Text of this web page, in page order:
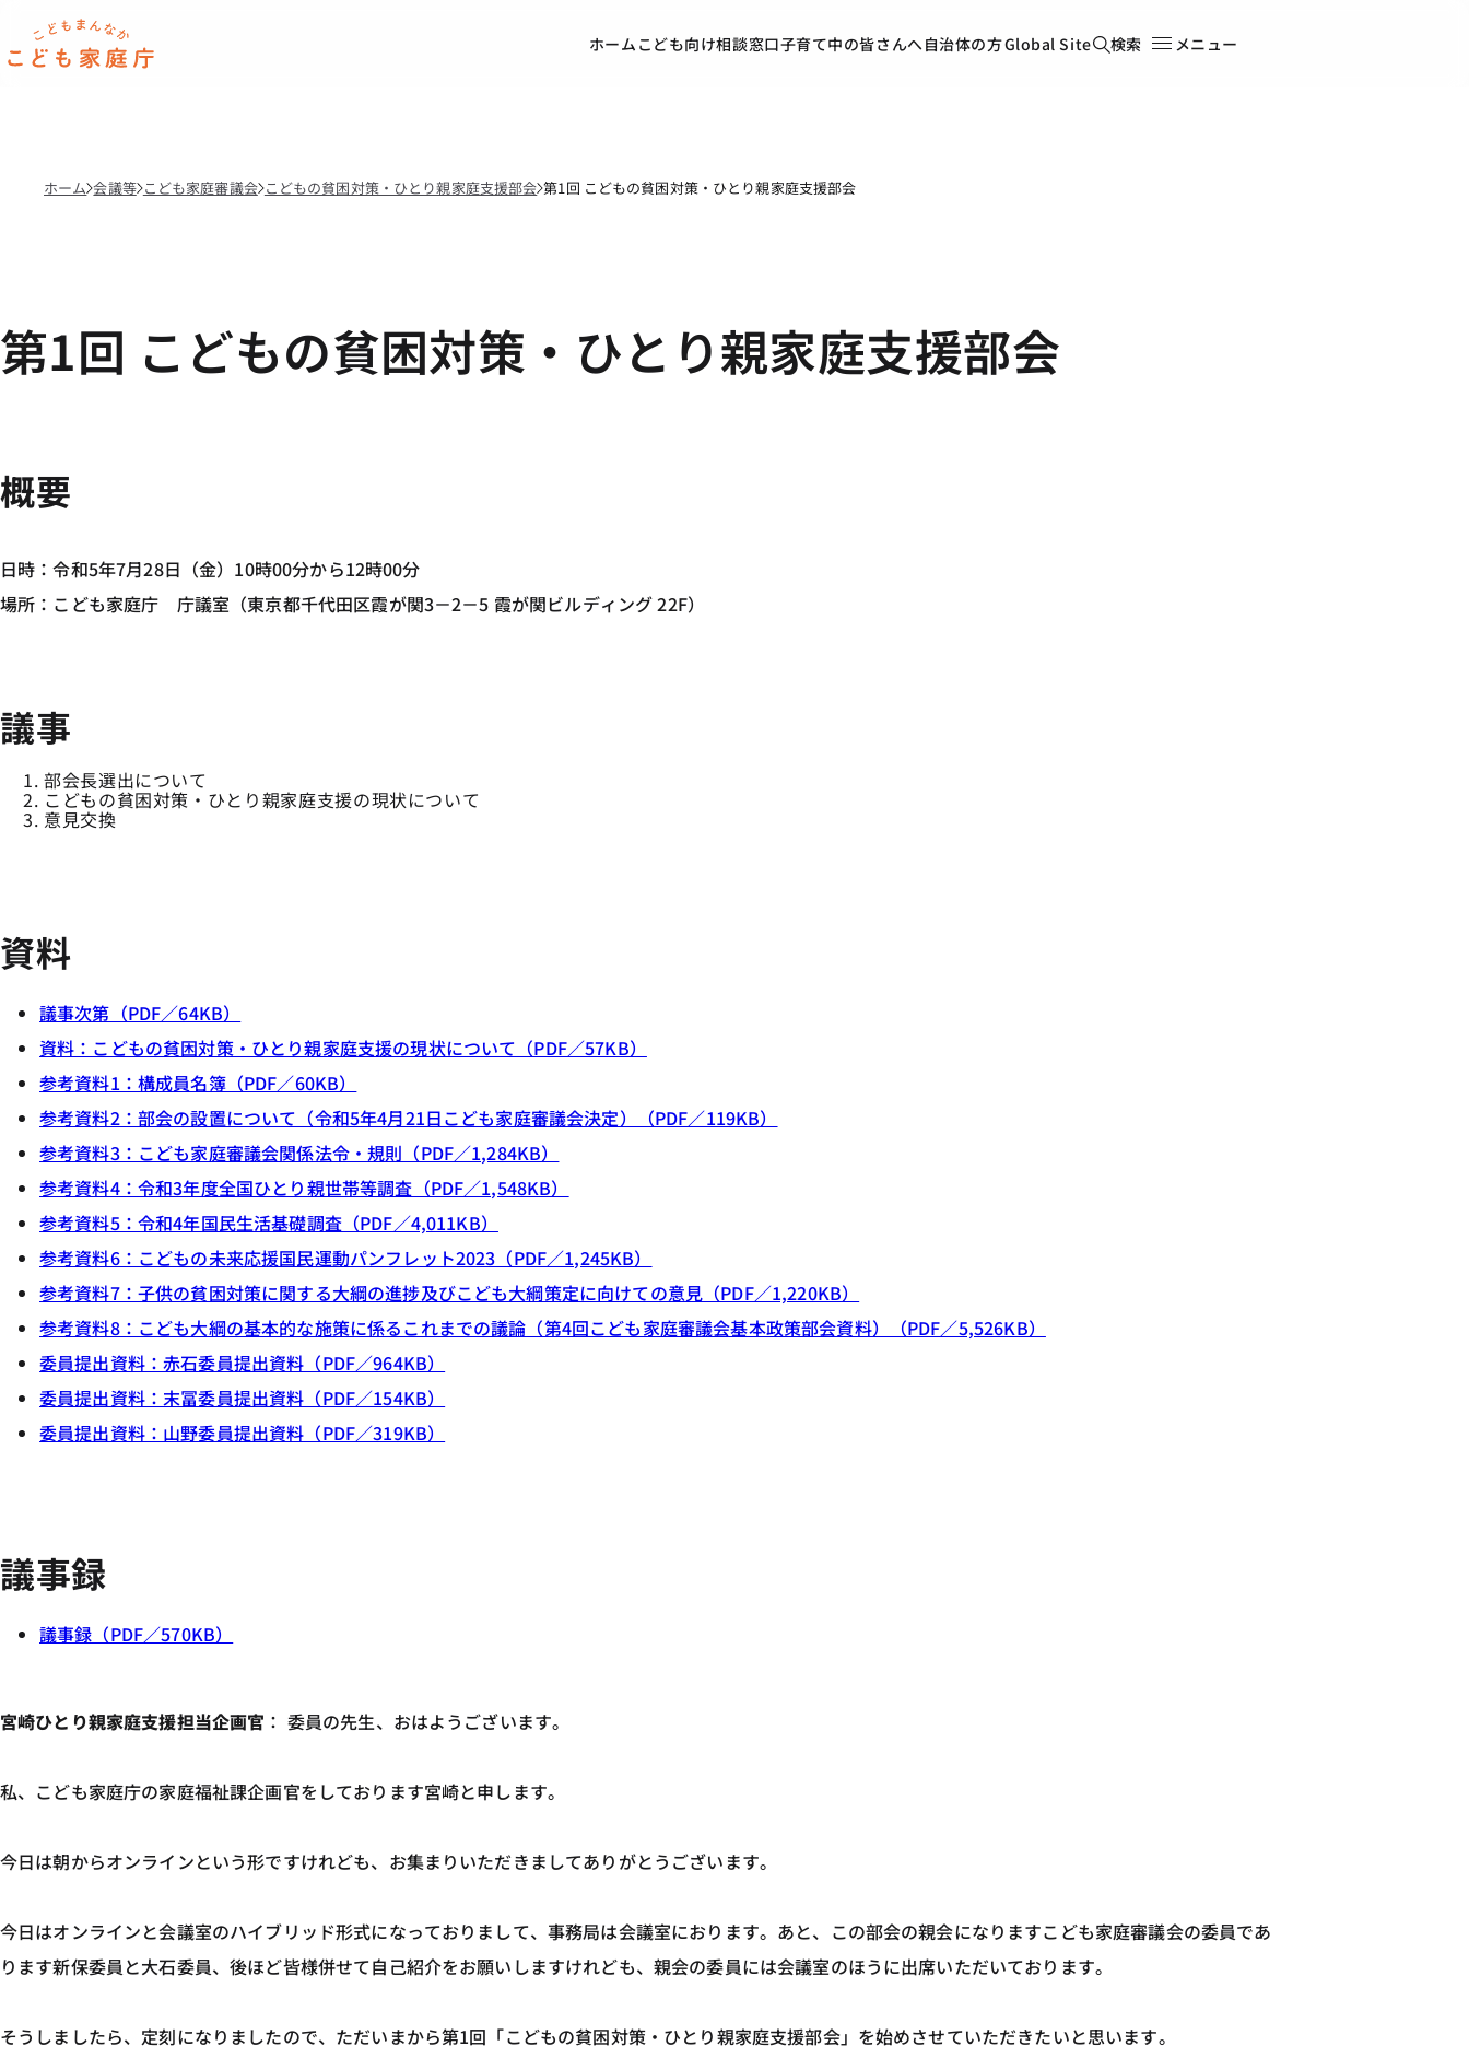
ホーム こども向け相談窓口子育て中の皆さんへ自治体の方Global Site 検索 メニュー
ホーム 会議等 こども家庭審議会 こどもの貧困対策・ひとり親家庭支援部会 第1回 こどもの貧困対策・ひとり親家庭支援部会
第1回 こどもの貧困対策・ひとり親家庭支援部会
概要
日時：令和5年7月28日（金）10時00分から12時00分
場所：こども家庭庁 庁議室（東京都千代田区霞が関3－2－5 霞が関ビルディング 22F）
議事
部会長選出について
こどもの貧困対策・ひとり親家庭支援の現状について
意見交換
資料
議事次第（PDF／64KB）
資料：こどもの貧困対策・ひとり親家庭支援の現状について（PDF／57KB）
参考資料1：構成員名簿（PDF／60KB）
参考資料2：部会の設置について（令和5年4月21日こども家庭審議会決定）（PDF／119KB）
参考資料3：こども家庭審議会関係法令・規則（PDF／1,284KB）
参考資料4：令和3年度全国ひとり親世帯等調査（PDF／1,548KB）
参考資料5：令和4年国民生活基礎調査（PDF／4,011KB）
参考資料6：こどもの未来応援国民運動パンフレット2023（PDF／1,245KB）
参考資料7：子供の貧困対策に関する大綱の進捗及びこども大綱策定に向けての意見（PDF／1,220KB）
参考資料8：こども大綱の基本的な施策に係るこれまでの議論（第4回こども家庭審議会基本政策部会資料）（PDF／5,526KB）
委員提出資料：赤石委員提出資料（PDF／964KB）
委員提出資料：末冨委員提出資料（PDF／154KB）
委員提出資料：山野委員提出資料（PDF／319KB）
議事録
議事録（PDF／570KB）
宮崎ひとり親家庭支援担当企画官 ： 委員の先生、おはようございます。
私、こども家庭庁の家庭福祉課企画官をしております宮崎と申します。
今日は朝からオンラインという形ですけれども、お集まりいただきましてありがとうございます。
今日はオンラインと会議室のハイブリッド形式になっておりまして、事務局は会議室におります。あと、この部会の親会になりますこども家庭審議会の委員であ
ります新保委員と大石委員、後ほど皆様併せて自己紹介をお願いしますけれども、親会の委員には会議室のほうに出席いただいております。
そうしましたら、定刻になりましたので、ただいまから第1回「こどもの貧困対策・ひとり親家庭支援部会」を始めさせていただきたいと思います。